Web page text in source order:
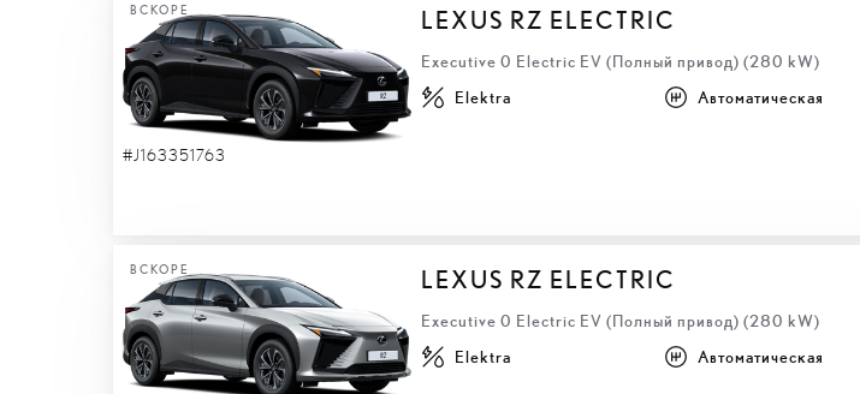
ВСКОРЕ
#J163351763
LEXUS RZ ELECTRIC
Executive 0 Electric EV (Полный привод) (280 kW)
Elektra Автоматическая
ВСКОРЕ LEXUS RZ ELECTRIC
Executive 0 Electric EV (Полный привод) (280 kW)
Elektra Автоматическая